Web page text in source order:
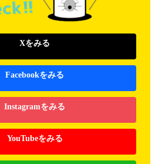
Xをみる
Facebookをみる
Instagramをみる
YouTubeをみる